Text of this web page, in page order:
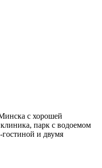
с хорошей
парк с водоемом
гостиной и двумя